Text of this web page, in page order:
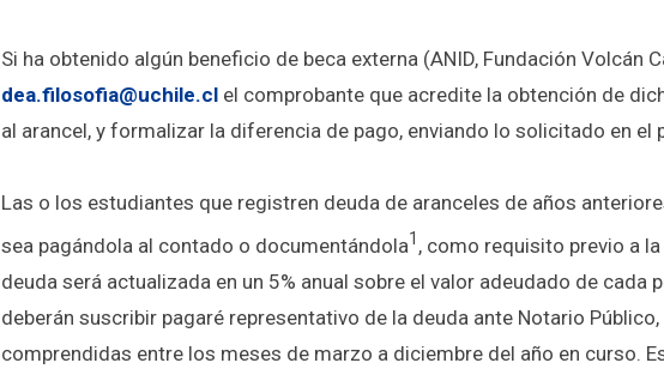
Si ha obtenido algún beneficio de beca externa (ANID, Fundación Volcán
dea.filosofia@uchile.cl el comprobante que acredite la obtención de
al arancel, y formalizar la diferencia de pago, enviando lo solicitado en el
Las o los estudiantes que registren deuda de aranceles de años
sea pagándola al contado o documentándola1 , como requisito previo a
deuda será actualizada en un 5% anual sobre el valor adeudado de cada
deberán suscribir pagaré representativo de la deuda ante Notario
comprendidas entre los meses de marzo a diciembre del año en curso.